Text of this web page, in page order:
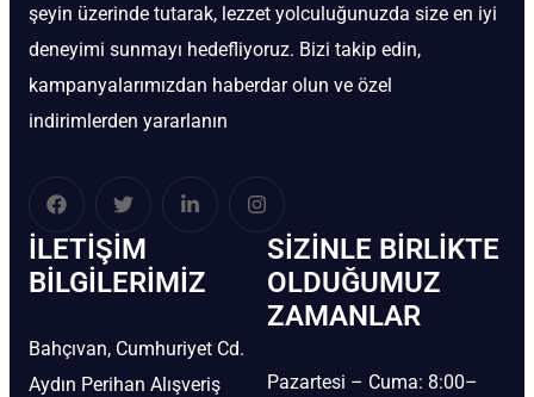
şeyin üzerinde tutarak, lezzet yolculuğunuzda size en iyi
deneyimi sunmayı hedefliyoruz. Bizi takip edin,
kampanyalarımızdan haberdar olun ve özel
indirimlerden yararlanın
İLETIŞIM
BİLGILERIMIZ
Bahçıvan, Cumhuriyet Cd.
Aydın Perihan Alışveriş
SIZINLE BIRLIKTE
OLDUĞUMUZ
ZAMANLAR
Pazartesi – Cuma: 8:00–